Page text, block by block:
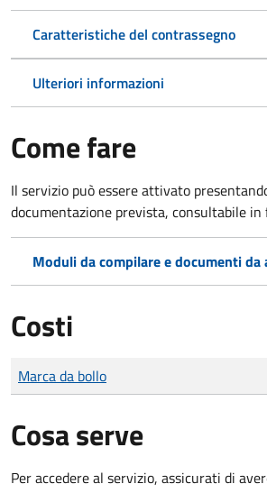
Caratteristiche del contrassegno
Ulteriori informazioni
Come fare
Il servizio può essere attivato
documentazione prevista, consultabile in
Moduli da compilare e documenti da
Costi
Tipo di pagamento
Importo
Marca da bollo
Cosa serve
Per accedere al servizio, assicurati di